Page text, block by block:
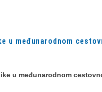
u međunarodnom
u međunarodnom